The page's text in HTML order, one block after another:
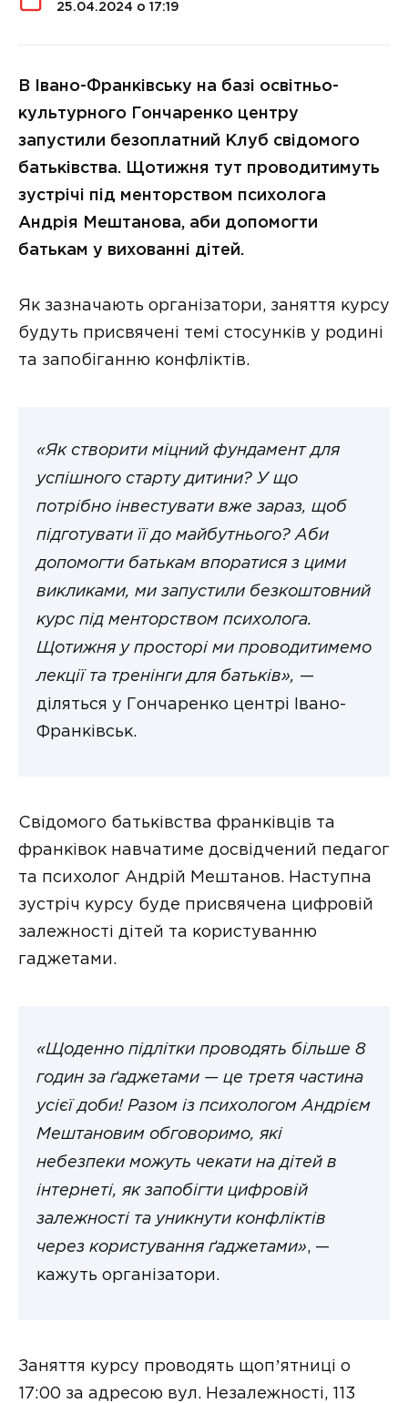
25.04.2024 о 17:19
В Івано-Франківську на базі освітньо-
культурного Гончаренко центру
запустили безоплатний Клуб свідомого
батьківства. Щотижня тут проводитимуть
зустрічі під менторством психолога
Андрія Мештанова, аби допомогти
батькам у вихованні дітей.
Як зазначають організатори, заняття курсу
будуть присвячені темі стосунків у родині
та запобіганню конфліктів.
«Як створити міцний фундамент для
успішного старту дитини? У що
потрібно інвестувати вже зараз, щоб
підготувати її до майбутнього? Аби
допомогти батькам впоратися з цими
викликами, ми запустили безкоштовний
курс під менторством психолога.
Щотижня у просторі ми проводитимемо
лекції та тренінги для батьків», —
діляться у Гончаренко центрі Івано-
Франківськ.
Свідомого батьківства франківців та
франківок навчатиме досвідчений педагог
та психолог Андрій Мештанов. Наступна
зустріч курсу буде присвячена цифровій
залежності дітей та користуванню
гаджетами.
«Щоденно підлітки проводять більше 8
годин за ґаджетами — це третя частина
усієї доби! Разом із психологом Андрієм
Мештановим обговоримо, які
небезпеки можуть чекати на дітей в
інтернеті, як запобігти цифровій
залежності та уникнути конфліктів
через користування ґаджетами», —
кажуть організатори.
Заняття курсу проводять щопʼятниці о
17:00 за адресою вул. Незалежності, 113